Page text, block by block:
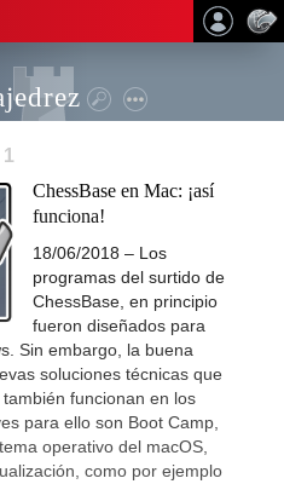
ChessBase en Mac: ¡así
funciona!
18/06/2018 – Los
programas del surtido de
ChessBase, en principio
fueron diseñados para
Sin embargo, la buena
soluciones técnicas que
funcionan en los
para ello son Boot Camp,
operativo del macOS,
como por ejemplo